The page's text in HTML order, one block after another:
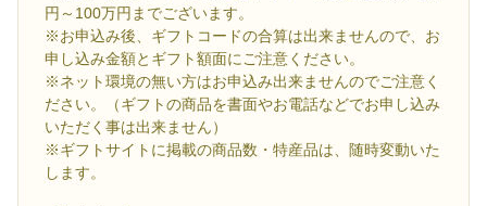
円～100万円までございます。
※お申込み後、ギフトコードの合算は出来ませんので、お
申し込み金額とギフト額面にご注意ください。
※ネット環境の無い方はお申込み出来ませんのでご注意く
ださい。（ギフトの商品を書面やお電話などでお申し込み
いただく事は出来ません）
※ギフトサイトに掲載の商品数・特産品は、随時変動いた
します。